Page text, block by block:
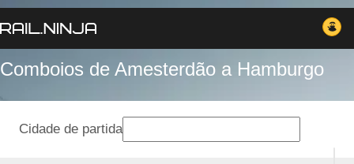
Comboios de Amesterdão a Hamburgo
Cidade de partida